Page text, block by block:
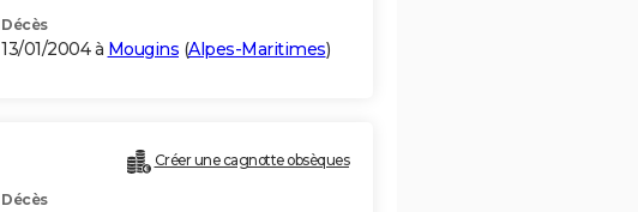
Décès
13/01/2004 à Mougins (Alpes-Maritimes)
Créer une cagnotte obsèques
Décès